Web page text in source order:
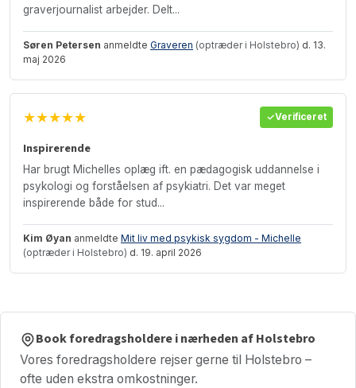
graverjournalist arbejder. Delt...
Søren Petersen anmeldte Graveren (optræder i Holstebro) d. 13.
maj 2026
★★★★★ Verificeret
Inspirerende
Har brugt Michelles oplæg ift. en pædagogisk uddannelse i
psykologi og forståelsen af psykiatri. Det var meget
inspirerende både for stud...
Kim Øyan anmeldte Mit liv med psykisk sygdom - Michelle
(optræder i Holstebro) d. 19. april 2026
Book foredragsholdere i nærheden af Holstebro
Vores foredragsholdere rejser gerne til Holstebro –
ofte uden ekstra omkostninger.